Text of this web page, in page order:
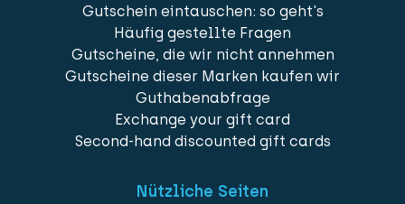
Gutschein eintauschen: so geht's
Häufig gestellte Fragen
Gutscheine, die wir nicht annehmen
Gutscheine dieser Marken kaufen wir
Guthabenabfrage
Exchange your gift card
Second-hand discounted gift cards
Nützliche Seiten